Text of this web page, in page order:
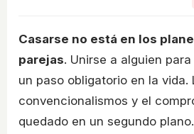
Casarse no está en los
parejas. Unirse a alguien
un paso obligatorio en la vida.
convencionalismos y el
quedado en un segundo